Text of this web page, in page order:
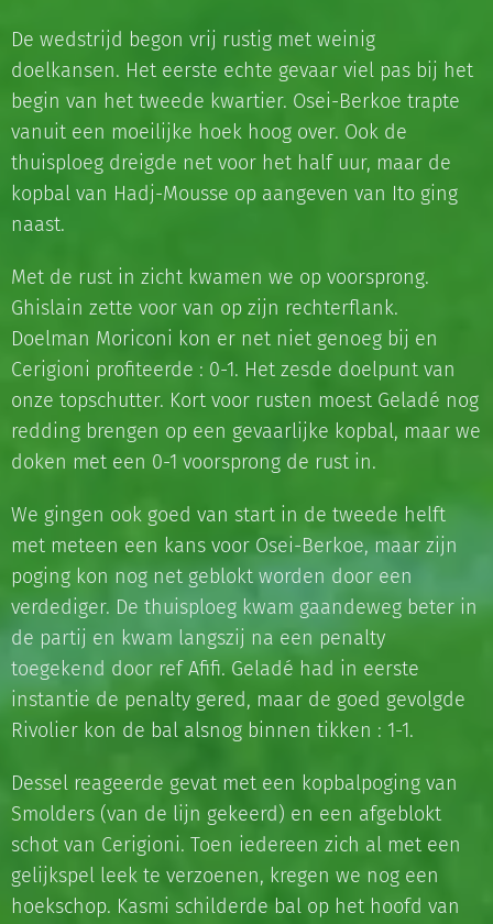
De wedstrijd begon vrij rustig met weinig
doelkansen. Het eerste echte gevaar viel pas bij het
begin van het tweede kwartier. Osei-Berkoe trapte
vanuit een moeilijke hoek hoog over. Ook de
thuisploeg dreigde net voor het half uur, maar de
kopbal van Hadj-Mousse op aangeven van Ito ging
naast.
Met de rust in zicht kwamen we op voorsprong.
Ghislain zette voor van op zijn rechterflank.
Doelman Moriconi kon er net niet genoeg bij en
Cerigioni profiteerde : 0-1. Het zesde doelpunt van
onze topschutter. Kort voor rusten moest Geladé nog
redding brengen op een gevaarlijke kopbal, maar we
doken met een 0-1 voorsprong de rust in.
We gingen ook goed van start in de tweede helft
met meteen een kans voor Osei-Berkoe, maar zijn
poging kon nog net geblokt worden door een
verdediger. De thuisploeg kwam gaandeweg beter in
de partij en kwam langszij na een penalty
toegekend door ref Afifi. Geladé had in eerste
instantie de penalty gered, maar de goed gevolgde
Rivolier kon de bal alsnog binnen tikken : 1-1.
Dessel reageerde gevat met een kopbalpoging van
Smolders (van de lijn gekeerd) en een afgeblokt
schot van Cerigioni. Toen iedereen zich al met een
gelijkspel leek te verzoenen, kregen we nog een
hoekschop. Kasmi schilderde bal op het hoofd van